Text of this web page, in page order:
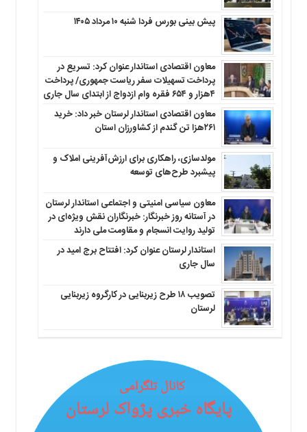
پیش بینی بورس فردا شنبه ۱۰ مرداد ۱۴۰۵
معاون اقتصادی استاندار عنوان کرد: تسریع در
پرداخت تسهیلات سفر ریاست جمهوری/ پرداخت
۴هزار و ۶۵۴ فقره وام ازدواج از ابتدای سال جاری
معاون اقتصادی استاندار لرستان خبر داد: خرید
۲۶۱هزا تن گندم از کشاورزان استان
مولدسازی، راهکاری برای ارزش‌آفرینی املاک و
پیشبرد طرح‌های توسعه
معاون سیاسی امنیتی و اجتماعی استاندار لرستان
در آستانه روز خبرنگار: خبرنگاران نقش ویژه‌ای در
تولید روایت انسجام و مقاومت ملی دارند
استاندار لرستان عنوان کرد: افتتاح برج امید در
سال جاری
تصویب ۱۸ طرح زیربنایی در کارگروه زیربنایی
لرستان